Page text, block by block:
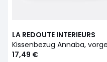
LA REDOUTE INTERIEURS
17,49 €